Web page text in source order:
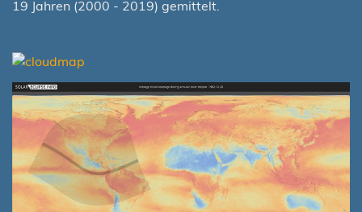
19 Jahren (2000 - 2019) gemittelt.